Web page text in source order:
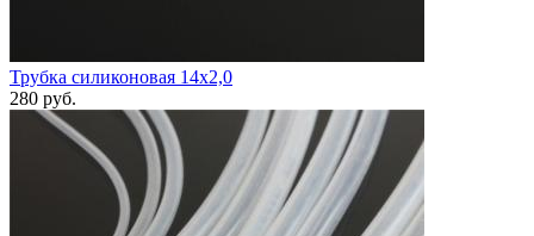
Трубка силиконовая 14х2,0
280 руб.